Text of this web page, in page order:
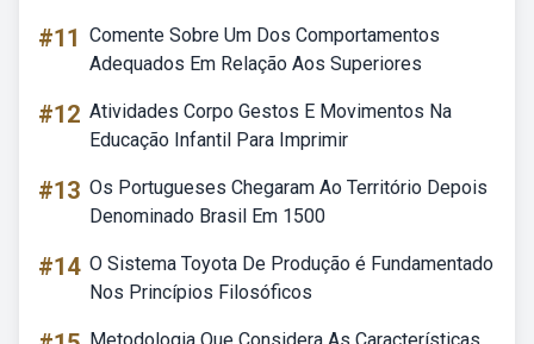
#11 Comente Sobre Um Dos Comportamentos
Adequados Em Relação Aos Superiores
#12 Atividades Corpo Gestos E Movimentos Na
Educação Infantil Para Imprimir
#13 Os Portugueses Chegaram Ao Território Depois
Denominado Brasil Em 1500
#14 O Sistema Toyota De Produção é Fundamentado
Nos Princípios Filosóficos